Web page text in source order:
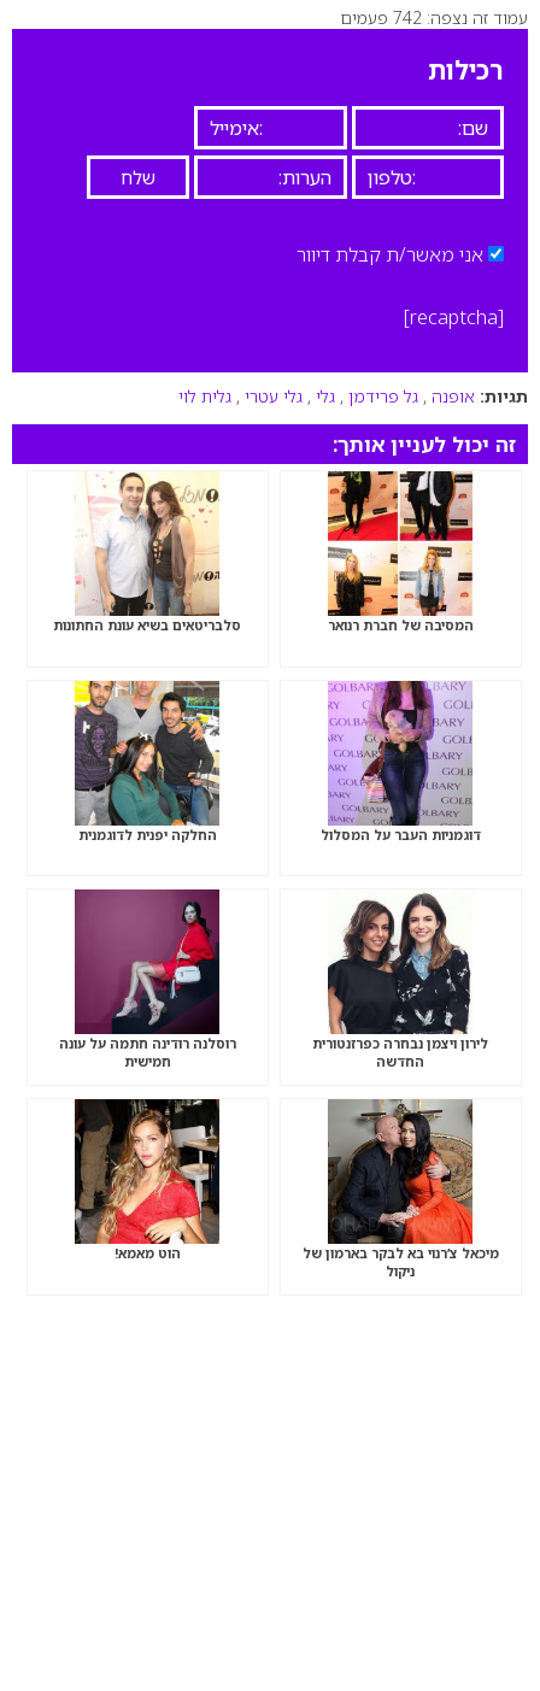
0
עמוד זה נצפה: 742 פעמים
רכילות
אני מאשר/ת קבלת דיוור
[recaptcha]
תגיות: אופנה , גל פרידמן , גלי , גלי עטרי , גלית לוי
זה יכול לעניין אותך:
המסיבה של חברת רנואר סלבריטאים בשיא עונת החתונות
דוגמניות העבר על המסלול החלקה יפנית לדוגמנית
לירון ויצמן נבחרה כפרזנטורית
החדשה
רוסלנה רודינה חתמה על עונה
חמישית
מיכאל צ’רנוי בא לבקר בארמון של
ניקול
הוט מאמא!